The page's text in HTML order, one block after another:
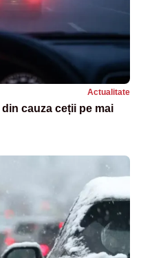
Actualitate
cauza ceții pe mai